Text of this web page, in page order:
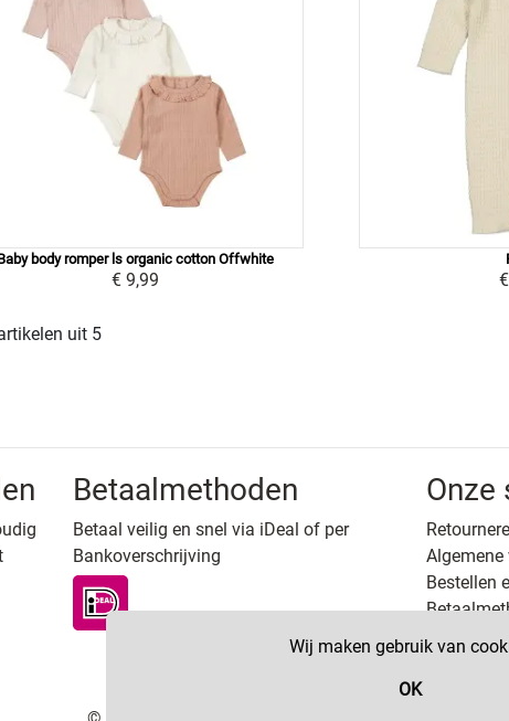
Wij maken gebruik van
OK
body romper ls organic cotton Offwhite
€ 9,99
uit 5
Betaalmethoden
Betaal veilig en snel via iDeal of per
Bankoverschrijving
Onze
Algemene
Bestellen
Privacy